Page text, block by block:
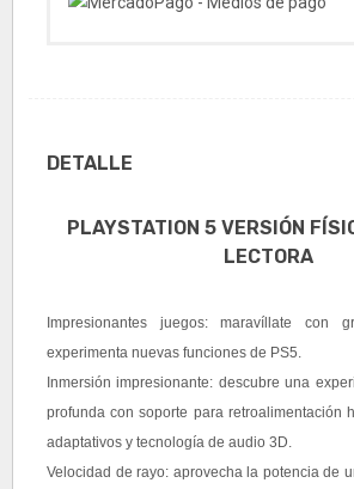
DETALLE
PLAYSTATION 5 VERSIÓN
LECTORA
Impresionantes juegos: maravíllate con
experimenta nuevas funciones de PS5.
Inmersión impresionante: descubre una
profunda con soporte para retroalimentación
adaptativos y tecnología de audio 3D.
Velocidad de rayo: aprovecha la potencia de